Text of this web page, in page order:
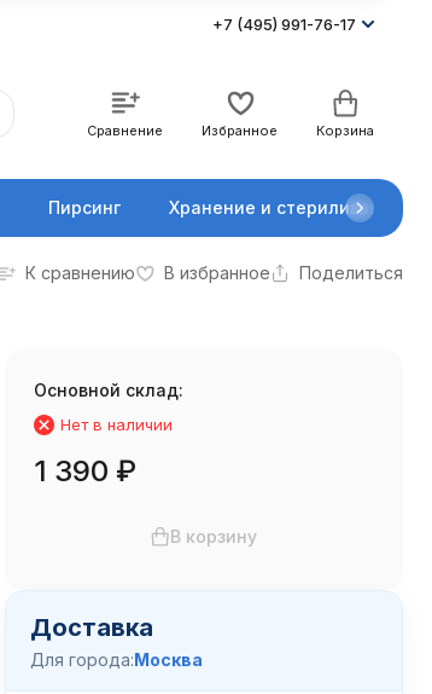
+7 (495) 991-76-17
Сравнение Избранное Корзина
Пирсинг Хранение и стерилизация
К сравнению В избранное Поделиться
Основной склад:
Нет в наличии
1 390 ₽
В корзину
Доставка
Для города:Москва